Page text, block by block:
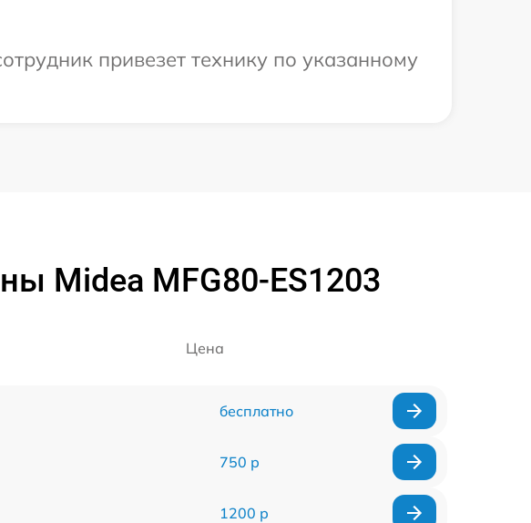
привезет технику по указанному
Midea MFG80-ES1203
Цена
бесплатно
750 р
1200 р